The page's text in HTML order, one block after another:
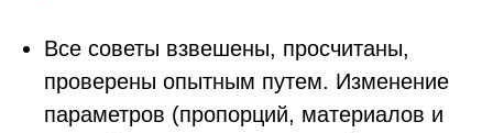
Все советы взвешены, просчитаны,
проверены опытным путем. Изменение
параметров (пропорций, материалов и